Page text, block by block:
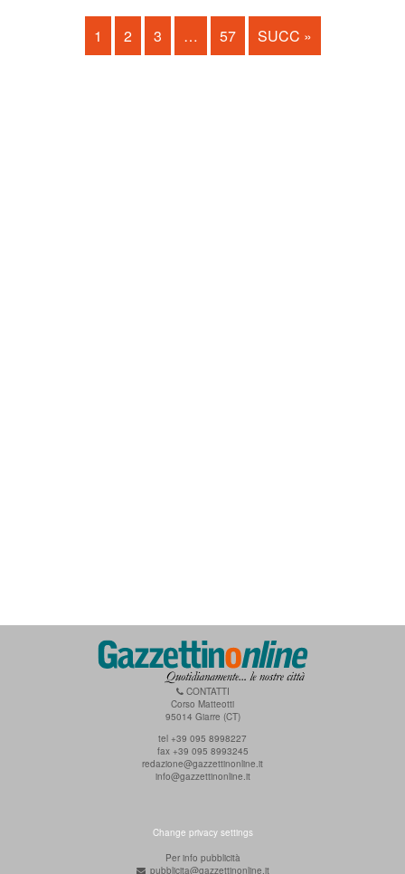
1 2 3 … 57 SUCC »
CONTATTI
Corso Matteotti
95014 Giarre (CT)
tel +39 095 8998227
fax +39 095 8993245
redazione@gazzettinonline.it
info@gazzettinonline.it
Change privacy settings
Per info pubblicità
pubblicita@gazzettinonline.it